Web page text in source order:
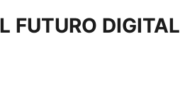
FUTURO DIGITAL